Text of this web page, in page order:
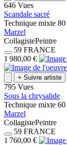
646 Vues
Scandale sacré
Technique mixte 80
Marzel
CollagistePeintre
59 FRANCE
1 980,00 €
+ Suivre artiste
795 Vues
Sous la chrysalide
Technique mixte
Marzel
CollagistePeintre
59 FRANCE
1 760,00 €